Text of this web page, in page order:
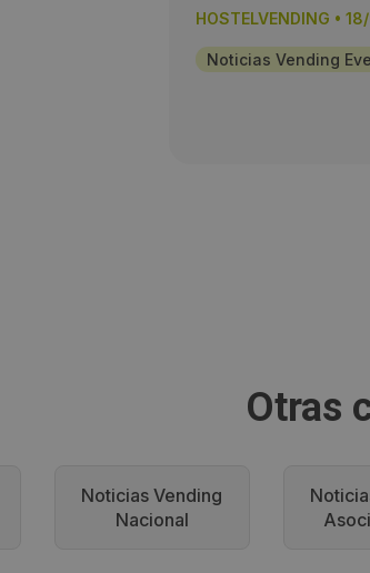
HOSTELVENDING •
Noticias Vending
Otras
Noticias Vending
Nacional